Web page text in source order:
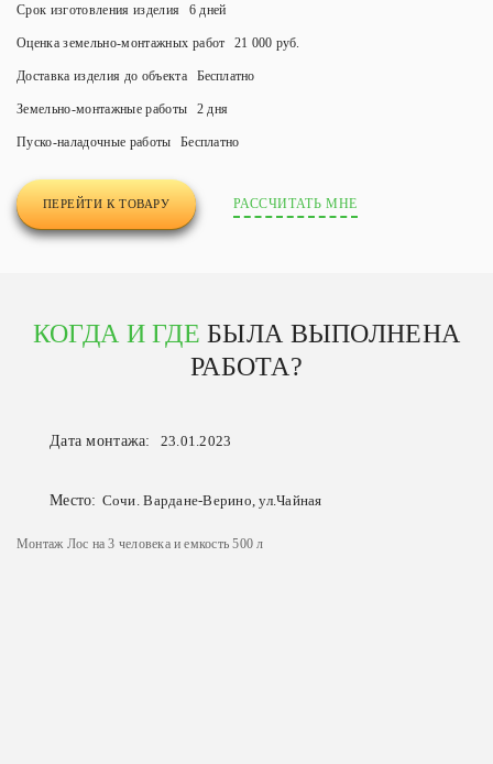
Срок изготовления изделия 6 дней
Оценка земельно-монтажных работ 21 000 руб.
Доставка изделия до объекта Бесплатно
Земельно-монтажные работы 2 дня
Пуско-наладочные работы Бесплатно
ПЕРЕЙТИ К ТОВАРУ РАССЧИТАТЬ МНЕ
КОГДА И ГДЕ БЫЛА ВЫПОЛНЕНА
РАБОТА?
Дата монтажа: 23.01.2023
Место: Сочи. Вардане-Верино, ул.Чайная
Монтаж Лос на 3 человека и емкость 500 л